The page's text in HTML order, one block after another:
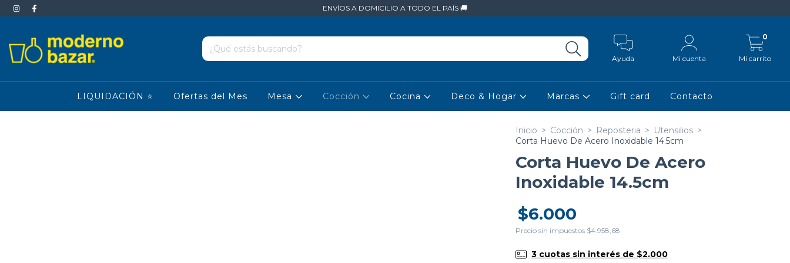
ENVÍOS A DOMICILIO A TODO EL PAÍS 🚚
Ayuda Mi cuenta Mi carrito
0
LIQUIDACIÓN ⭐ Ofertas del Mes Mesa Cocción Cocina Deco & Hogar Marcas Gift card Contacto
Inicio > Cocción > Reposteria > Utensilios >
Corta Huevo De Acero Inoxidable 14.5cm
Corta Huevo De Acero
Inoxidable 14.5cm
$6.000
Precio sin impuestos $4.958,68
3 cuotas sin interés de $2.000